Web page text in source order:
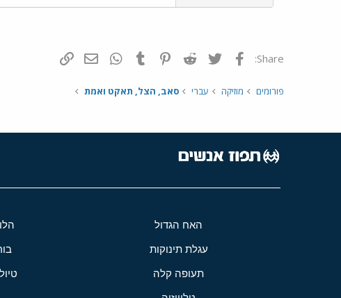
Share: פייסבוק Twitter
Reddit
Pinterest
Tumblr
WhatsAppדואר אלקטרוני
פורומים מוזיקה עברי סאב, הצל, תאקט ואמת
האח הגדול
עגלת תינוקות
תעופה קלה